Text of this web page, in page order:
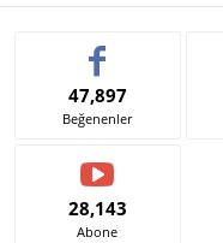
47,897
Beğenenler
28,143
Abone